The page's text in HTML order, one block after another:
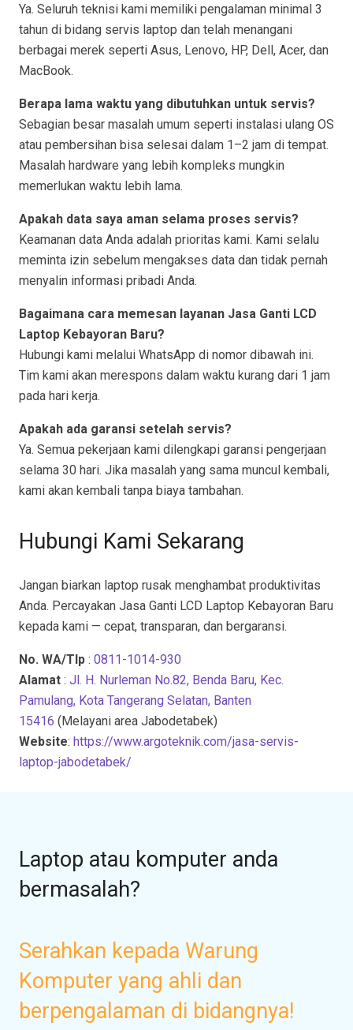
Ya. Seluruh teknisi kami memiliki pengalaman minimal 3
tahun di bidang servis laptop dan telah menangani
berbagai merek seperti Asus, Lenovo, HP, Dell, Acer, dan
MacBook.
Berapa lama waktu yang dibutuhkan untuk servis?
Sebagian besar masalah umum seperti instalasi ulang OS
atau pembersihan bisa selesai dalam 1–2 jam di tempat.
Masalah hardware yang lebih kompleks mungkin
memerlukan waktu lebih lama.
Apakah data saya aman selama proses servis?
Keamanan data Anda adalah prioritas kami. Kami selalu
meminta izin sebelum mengakses data dan tidak pernah
menyalin informasi pribadi Anda.
Bagaimana cara memesan layanan Jasa Ganti LCD
Laptop Kebayoran Baru?
Hubungi kami melalui WhatsApp di nomor dibawah ini.
Tim kami akan merespons dalam waktu kurang dari 1 jam
pada hari kerja.
Apakah ada garansi setelah servis?
Ya. Semua pekerjaan kami dilengkapi garansi pengerjaan
selama 30 hari. Jika masalah yang sama muncul kembali,
kami akan kembali tanpa biaya tambahan.
Hubungi Kami Sekarang
Jangan biarkan laptop rusak menghambat produktivitas
Anda. Percayakan Jasa Ganti LCD Laptop Kebayoran Baru
kepada kami — cepat, transparan, dan bergaransi.
No. WA/Tlp : 0811-1014-930
Alamat : Jl. H. Nurleman No.82, Benda Baru, Kec.
Pamulang, Kota Tangerang Selatan, Banten
15416 (Melayani area Jabodetabek)
Website: https://www.argoteknik.com/jasa-servis-
laptop-jabodetabek/
Laptop atau komputer anda
bermasalah?
Serahkan kepada Warung
Komputer yang ahli dan
berpengalaman di bidangnya!